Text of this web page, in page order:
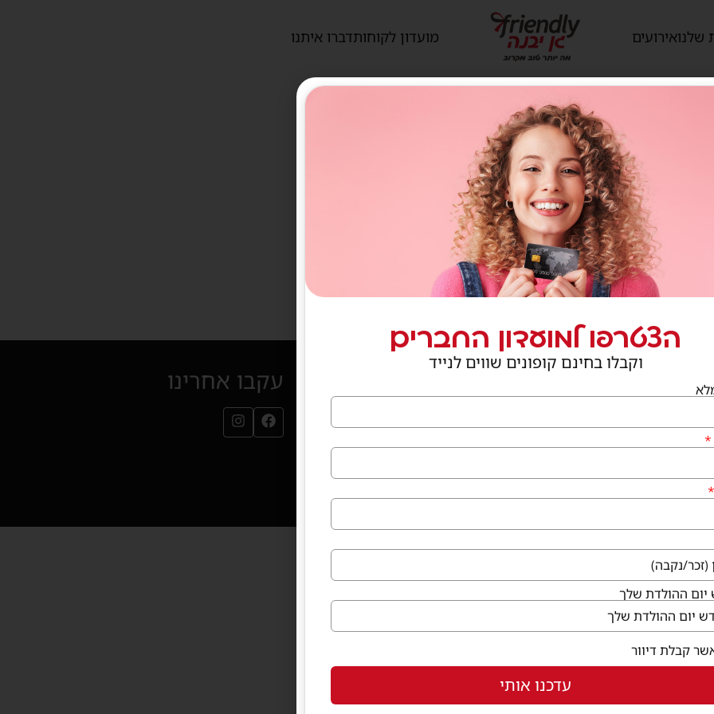
שלנואירועים מועדון לקוחותדברו איתנו
ללא עלות
לבקר
בחלון חדש)
עקבו אחרינו
עמוד הפייסבוק שלנו (נפתח בחלון חדש)
עמוד האינסטגרם שלנו (נפתח בחלון
הצטרפו למועדון החברים
וקבלו בחינם קופונים שווים לנייד
יום ההולדת שלך
קבלת דיוור
עדכנו אותי